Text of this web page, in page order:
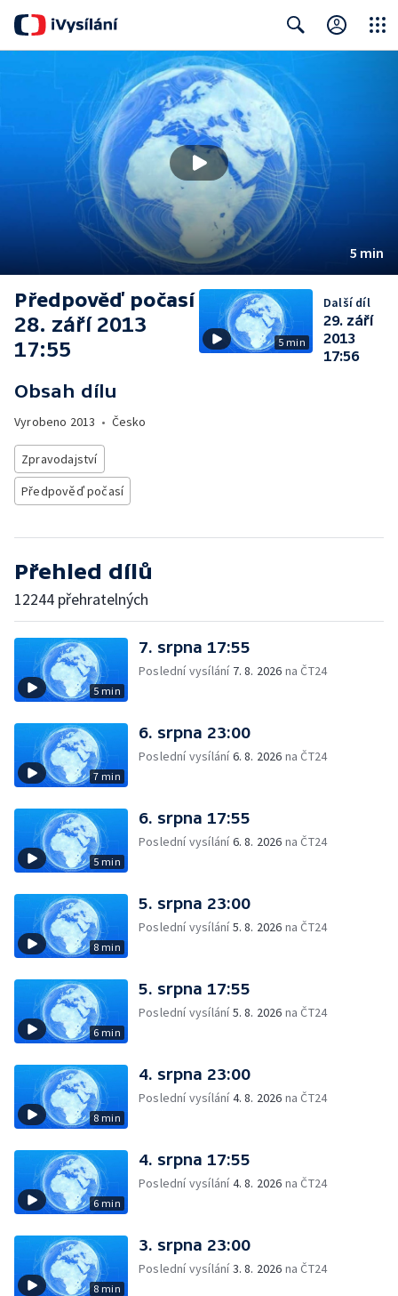
5 min
Předpověď počasí
28. září 2013
17:55
Obsah dílu
Vyrobeno 2013 • Česko
Zpravodajství
Předpověď počasí
5 min
Další díl
29. září
2013
17:56
Přehled dílů
12244 přehratelných
5 min
7. srpna 17:55
Poslední vysílání 7. 8. 2026 na ČT24
7 min
6. srpna 23:00
Poslední vysílání6. 8. 2026 na ČT24
5 min
6. srpna 17:55
Poslední vysílání6. 8. 2026 na ČT24
8 min
5. srpna 23:00
Poslední vysílání5. 8. 2026 na ČT24
6 min
5. srpna 17:55
Poslední vysílání5. 8. 2026 na ČT24
8 min
4. srpna 23:00
Poslední vysílání4. 8. 2026 na ČT24
6 min
4. srpna 17:55
Poslední vysílání4. 8. 2026 na ČT24
8 min
3. srpna 23:00
Poslední vysílání3. 8. 2026 na ČT24